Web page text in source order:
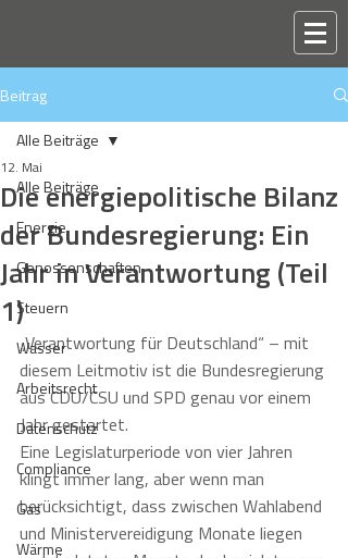
Beitrag
Alle Beiträge
Energie
Genossenschaften
Steuern
Wasser
Arbeitsrecht
Datenschutz
Compliance
Gas
Wärme
Alle Beiträge
Die energiepolitische Bilanz
der Bundesregierung: Ein
Jahr in Verantwortung (Teil
1)
12. Mai
„Verantwortung für Deutschland“ – mit
diesem Leitmotiv ist die Bundesregierung
aus CDU/CSU und SPD genau vor einem
Jahr gestartet.
Eine Legislaturperiode von vier Jahren
klingt immer lang, aber wenn man
berücksichtigt, dass zwischen Wahlabend
und Ministervereidigung Monate liegen